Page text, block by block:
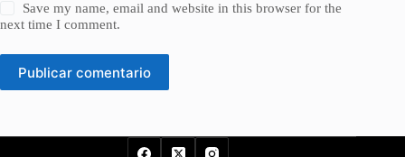
Save my name, email and website in this browser for the
next time I comment.
Publicar comentario